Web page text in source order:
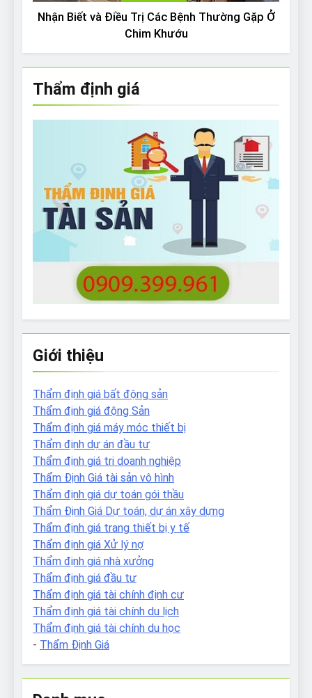
Nhận Biết và Điều Trị Các Bệnh Thường Gặp Ở
Chim Khướu
Thẩm định giá
Giới thiệu
Thẩm định giá bất động sản
Thẩm định giá động Sản
Thẩm định giá máy móc thiết bị
Thẩm định dự án đầu tư
Thẩm định giá tri doanh nghiệp
Thẩm Định Giá tài sản vô hình
Thẩm định giá dự toán gói thầu
Thẩm Định Giá Dự toán, dự án xây dựng
Thẩm định giá trang thiết bị y tế
Thẩm định giá Xử lý nợ
Thẩm định giá nhà xưởng
Thẩm định giá đầu tư
Thẩm định giá tài chính định cư
Thẩm định giá tài chính du lịch
Thẩm định giá tài chính du học
- Thẩm Định Giá